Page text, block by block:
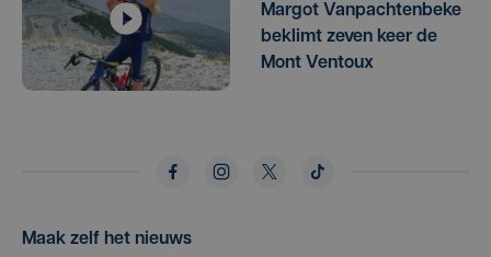
Margot Vanpachtenbeke
beklimt zeven keer de
Mont Ventoux
Maak zelf het nieuws